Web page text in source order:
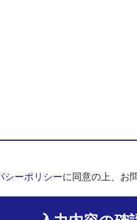
シーポリシーに同意の上、お